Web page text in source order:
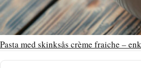
Pasta med skinksås crème fraiche –